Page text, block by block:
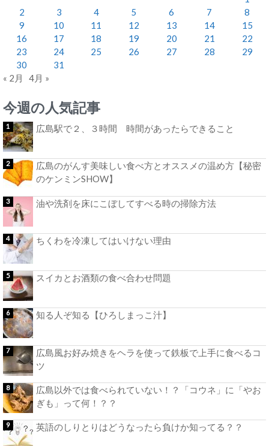
2
3 4 5 6 7
8
9
10 11 12 13 14
15
16
17 18 19 20 21
22
23
24 25 26 27 28
29
30
31
« 2月
4月 »
今週の人気記事
広島駅で２、３時間 時間があったらできること
広島のがんす美味しい食べ方とオススメの温め方【秘密
のケンミンSHOW】
油や洗剤を床にこぼしてすべる時の掃除方法
ちくわを冷凍してはいけない理由
スイカとお酒類の食べ合わせ問題
知る人ぞ知る【ひろしまっこ汁】
広島風お好み焼きをヘラを使って鉄板で上手に食べるコ
ツ
広島以外では食べられていない！？「コウネ」に「やお
ぎも」って何！？？
英語のしりとりはどうなったら負けか知ってる？？